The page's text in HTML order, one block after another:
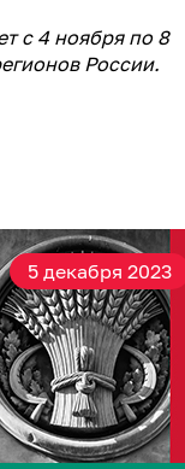
с 4 ноября по 8
России.
5 декабря 2023